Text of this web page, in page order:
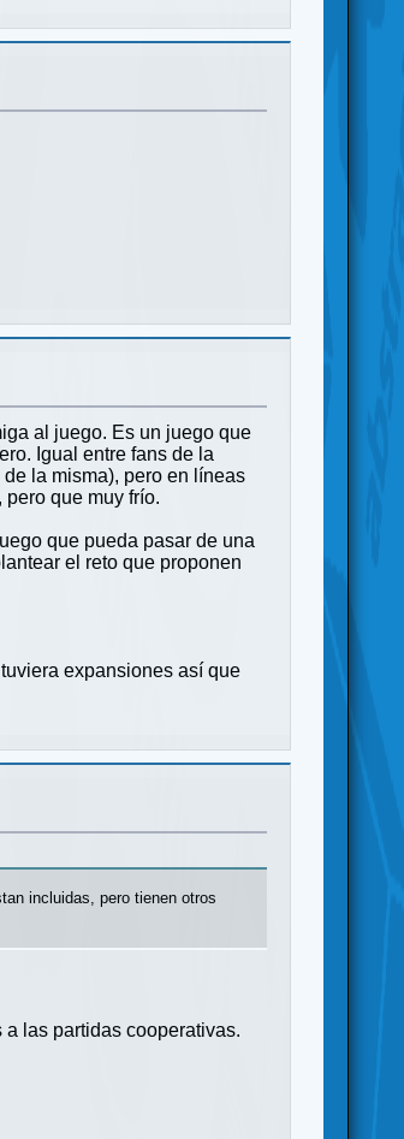
al juego. Es un juego que
Igual entre fans de la
la misma), pero en líneas
que muy frío.
que pueda pasar de una
el reto que proponen
expansiones así que
incluidas, pero tienen otros
las partidas cooperativas.